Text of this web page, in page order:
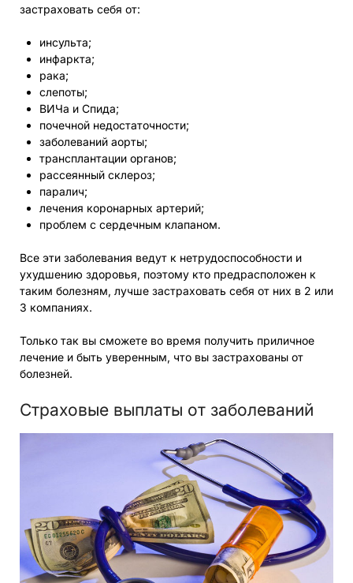
застраховать себя от:
инсульта;
инфаркта;
рака;
слепоты;
ВИЧа и Спида;
почечной недостаточности;
заболеваний аорты;
трансплантации органов;
рассеянный склероз;
паралич;
лечения коронарных артерий;
проблем с сердечным клапаном.
Все эти заболевания ведут к нетрудоспособности и
ухудшению здоровья, поэтому кто предрасположен к
таким болезням, лучше застраховать себя от них в 2 или
3 компаниях.
Только так вы сможете во время получить приличное
лечение и быть уверенным, что вы застрахованы от
болезней.
Страховые выплаты от заболеваний